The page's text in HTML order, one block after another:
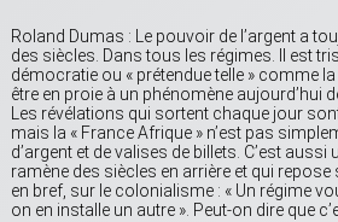
Roland Dumas : Le pouvoir de l’argent a
des siècles. Dans tous les régimes. Il est
démocratie ou « prétendue telle » comme
être en proie à un phénomène aujourd’hui
Les révélations qui sortent chaque jour
mais la « France Afrique » n’est pas
d’argent et de valises de billets. C’est
ramène des siècles en arrière et qui
en bref, sur le colonialisme : « Un régime
on en installe un autre ». Peut-on dire que